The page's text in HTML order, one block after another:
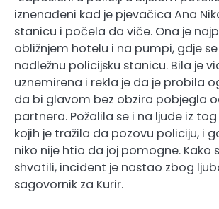
iznenađeni kad je pjevačica Ana
stanicu i počela da viče. Ona je
obližnjem hotelu i na pumpi, gdje
nadležnu policijsku stanicu. Bila je
uznemirena i rekla je da je probila
da bi glavom bez obzira pobjegla
partnera. Požalila se i na ljude iz
kojih je tražila da pozovu policiju, i
niko nije htio da joj pomogne. Kako
shvatili, incident je nastao zbog
sagovornik za Kurir.